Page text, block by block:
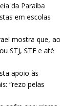
da Paraíba
em escolas
mostra que, ao
STJ, STF e até
apoio às
“rezo pelas